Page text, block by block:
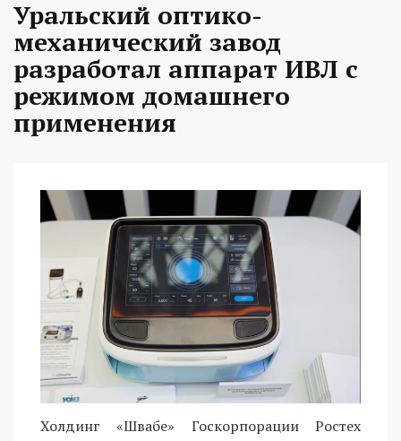
Уральский оптико-
механический завод
разработал аппарат ИВЛ с
режимом домашнего
применения
Холдинг «Швабе» Госкорпорации Ростех